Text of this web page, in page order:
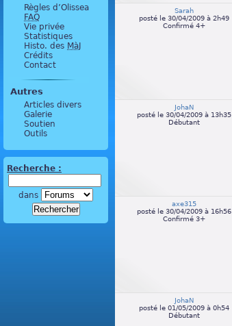
Règles d’Olissea
FAQ
Vie privée
Statistiques
Histo. des MàJ
Crédits
Contact
Autres
Articles divers
Galerie
Soutien
Outils
Recherche :
dans
Sarah
posté le 30/04/2009 à 2h49
Confirmé 4+
JohaN
posté le 30/04/2009 à 13h35
Débutant
axe315
posté le 30/04/2009 à 16h56
Confirmé 3+
JohaN
posté le 01/05/2009 à 0h54
Débutant